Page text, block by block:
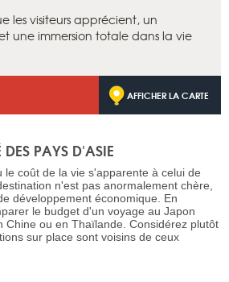
les visiteurs apprécient, un
une immersion totale dans la vie
AFFICHER LA CARTE
DES PAYS D'ASIE
le coût de la vie s'apparente à celui de
n'est pas anormalement chère,
développement économique. En
le budget d'un voyage au Japon
Chine ou en Thaïlande. Considérez plutôt
sur place sont voisins de ceux